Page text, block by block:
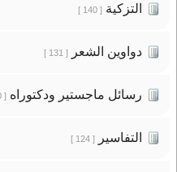
التزكية[ 140 ]
دواوين الشعر[ 131 ]
رسائل ماجستير ودكتوراه[ 130 ]
التفاسير[ 124 ]